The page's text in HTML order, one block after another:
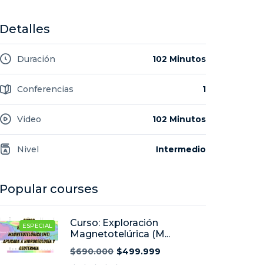
Detalles
Duración 102 Minutos
Conferencias 1
Video 102 Minutos
Nivel Intermedio
Popular courses
ESPECIAL
Curso: Exploración
Magnetotelúrica (M...
$690.000 $499.999